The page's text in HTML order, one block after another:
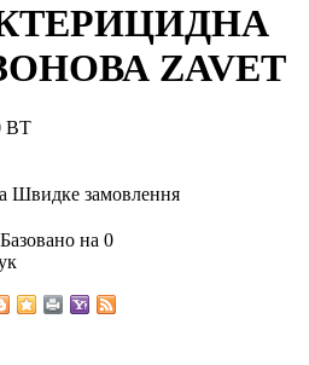
ZAVET
ВТ
Швидке замовлення
Базовано на 0